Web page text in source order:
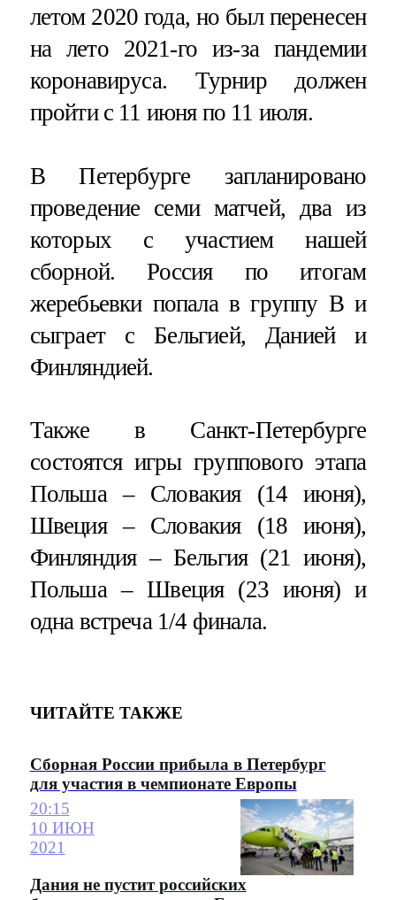
летом 2020 года, но был перенесен
на лето 2021-го из-за пандемии
коронавируса. Турнир должен
пройти с 11 июня по 11 июля.
В Петербурге запланировано
проведение семи матчей, два из
которых с участием нашей
сборной. Россия по итогам
жеребьевки попала в группу В и
сыграет с Бельгией, Данией и
Финляндией.
Также в Санкт-Петербурге
состоятся игры группового этапа
Польша – Словакия (14 июня),
Швеция – Словакия (18 июня),
Финляндия – Бельгия (21 июня),
Польша – Швеция (23 июня) и
одна встреча 1/4 финала.
ЧИТАЙТЕ ТАКЖЕ
Сборная России прибыла в Петербург
для участия в чемпионате Европы
20:15
10 ИЮН
2021
Дания не пустит российских